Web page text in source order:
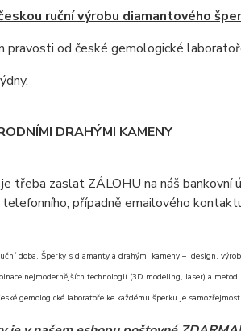
ruční výrobu diamantového
pravosti od české gemologické
DRAHÝMI KAMENY
třeba zaslat ZÁLOHU na náš bankovní
případně emailového
doba. Šperky s diamanty a drahými kameny – design,
nejmodernějších technologií (3D modeling, laser) a
gemologické laboratoře ke každému šperku je